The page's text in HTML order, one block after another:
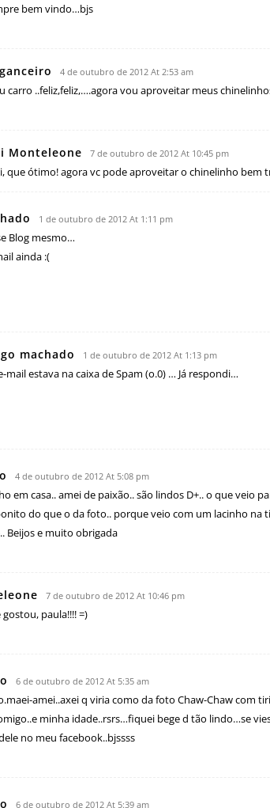
bem vindo…bjs
4 de outubro de 2012 At 2:53 am
carro ..feliz,feliz,….agora vou aproveitar meus
Monteleone 7 de outubro de 2012 At 10:45 pm
que ótimo! agora vc pode aproveitar o chinelinho bem
1 de outubro de 2012 At 1:11 pm
Blog mesmo…
ainda :(
machado 1 de outubro de 2012 At 1:13 pm
mail estava na caixa de Spam (o.0) … Já respondi…
4 de outubro de 2012 At 5:08 pm
em casa.. amei de paixão.. são lindos D+.. o que veio
do que o da foto.. porque veio com um lacinho na
Beijos e muito obrigada
7 de outubro de 2012 At 10:46 pm
paula!!!! =)
6 de outubro de 2012 At 5:35 am
amei..axei q viria como da foto Chaw-Chaw com
minha idade..rsrs…fiquei bege d tão lindo…se
no meu facebook..bjssss
6 de outubro de 2012 At 5:39 am